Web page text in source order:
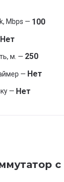
Mbps — 100
Нет
м. — 250
— Нет
— Нет
с